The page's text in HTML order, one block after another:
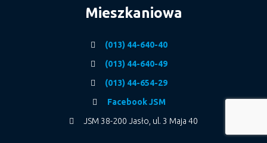
Mieszkaniowa
(013) 44-640-40
(013) 44-640-49
(013) 44-654-29
Facebook JSM
JSM 38-200 Jasło, ul. 3 Maja 40